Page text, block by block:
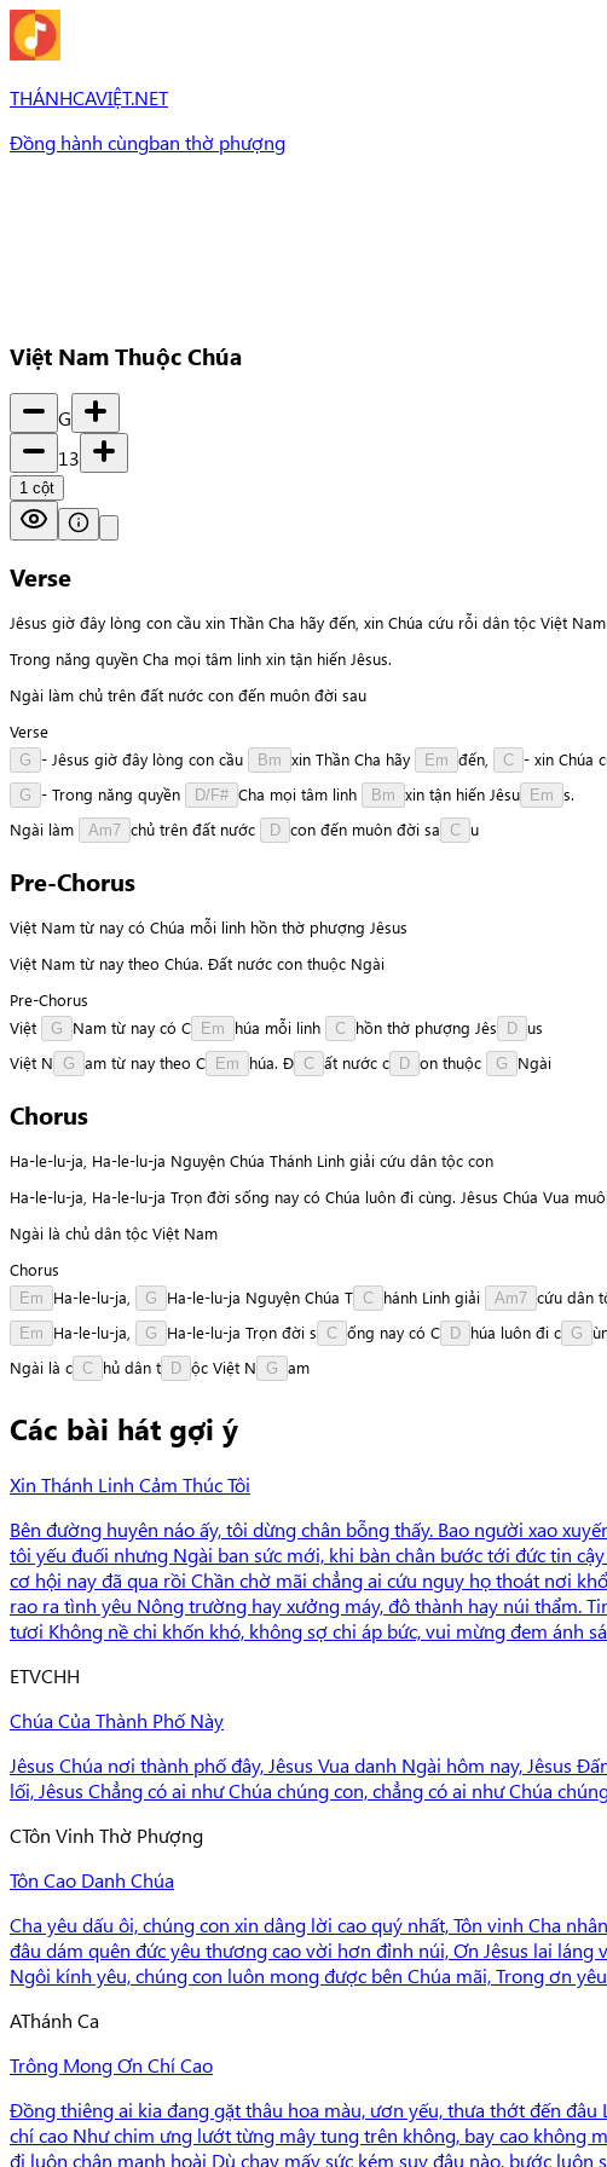
THÁNHCAVIỆT.NET
Đồng hành cùngban thờ phượng
Việt Nam Thuộc Chúa
G
13
1 cột
Verse
Jêsus giờ đây lòng con cầu xin Thần Cha hãy đến, xin Chúa cứu rỗi dân tộc Việt Nam
Trong năng quyền Cha mọi tâm linh xin tận hiến Jêsus.
Ngài làm chủ trên đất nước con đến muôn đời sau
Verse
G - Jêsus giờ đây lòng con cầu Bm xin Thần Cha hãy Em đến C - xin Chúa
G - Trong năng quyền D/F# Cha mọi tâm linh Bm xin tận hiến Jêsu Em s.
Ngài làm Am7 chủ trên đất nước D con đến muôn đời sa C u
Pre-Chorus
Việt Nam từ nay có Chúa mỗi linh hồn thờ phượng Jêsus
Việt Nam từ nay theo Chúa. Đất nước con thuộc Ngài
Pre-Chorus
Việt
G Nam từ nay có C Em húa mỗi linh C hồn thờ phượng Jês D us
Việt N G am từ nay theo C Em húa. Đ C ất nước c D on thuộc G Ngài
Chorus
Ha-le-lu-ja, Ha-le-lu-ja Nguyện Chúa Thánh Linh giải cứu dân tộc con
Ha-le-lu-ja, Ha-le-lu-ja Trọn đời sống nay có Chúa luôn đi cùng. Jêsus Chúa Vua
Ngài là chủ dân tộc Việt Nam
Chorus
Em Ha-le-lu-ja, G Ha-le-lu-ja Nguyện Chúa T C hánh Linh giải Am7 cứu dân
Em Ha-le-lu-ja, G Ha-le-lu-ja Trọn đời s C ống nay có C D húa luôn đi c G ù
Ngài là c C hủ dân t D ộc Việt N G am
Các bài hát gợi ý
Xin Thánh Linh Cảm Thúc Tôi
Bên đường huyên náo ấy, tôi dừng chân bỗng thấy. Bao người xao
tôi yếu đuối nhưng Ngài ban sức mới, khi bàn chân bước tới đức tin
cơ hội nay đã qua rồi Chần chờ mãi chẳng ai cứu nguy họ thoát nơi
rao ra tình yêu Nông trường hay xưởng máy, đô thành hay núi thẩm.
tươi Không nề chi khốn khó, không sợ chi áp bức, vui mừng đem ánh
ETVCHH
Chúa Của Thành Phố Này
Jêsus Chúa nơi thành phố đây, Jêsus Vua danh Ngài hôm nay, Jêsus
lối, Jêsus Chẳng có ai như Chúa chúng con, chẳng có ai như Chúa
CTôn Vinh Thờ Phượng
Tôn Cao Danh Chúa
Cha yêu dấu ôi, chúng con xin dâng lời cao quý nhất, Tôn vinh Cha
đâu dám quên đức yêu thương cao vời hơn đỉnh núi, Ơn Jêsus lai
Ngôi kính yêu, chúng con luôn mong được bên Chúa mãi, Trong ơn
AThánh Ca
Trông Mong Ơn Chí Cao
Đồng thiêng ai kia đang gặt thâu hoa màu, ươn yếu, thưa thớt đến
chí cao Như chim ưng lướt từng mây tung trên không, bay cao không
đi luôn chân mạnh hoài Dù chạy mấy sức kém suy đâu nào, bước